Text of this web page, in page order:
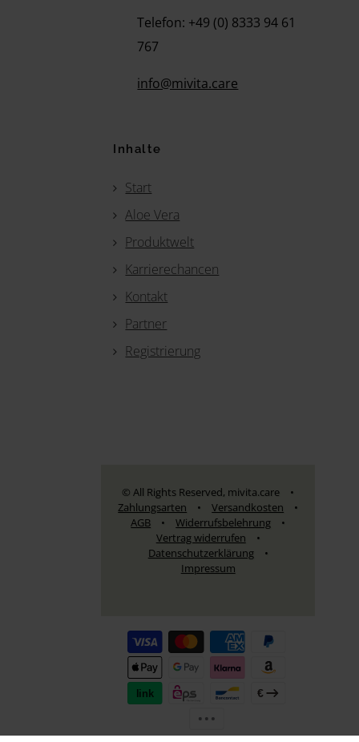
Telefon: +49 (0) 8333 94 61
767
info@mivita.care
Inhalte
Start
Aloe Vera
Produktwelt
Karrierechancen
Kontakt
Partner
Registrierung
© All Rights Reserved, mivita.care
•
Zahlungsarten
• Versandkosten
•
AGB
• Widerrufsbelehrung
•
Vertrag widerrufen
•
Datenschutzerklärung
•
Impressum